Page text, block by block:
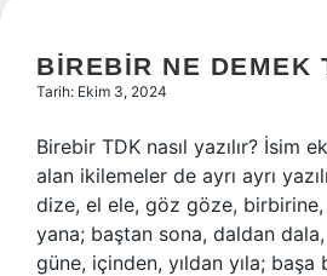
BIREBIR NE DEMEK
Tarih: Ekim 3, 2024
Birebir TDK nasıl yazılır? İsim
alan ikilemeler de ayrı ayrı
dize, el ele, göz göze,
yana; baştan sona, daldan
güne, içinden, yıldan yıla;